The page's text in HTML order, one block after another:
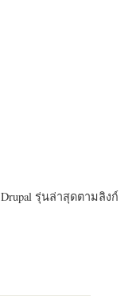
รุ่นล่าสุดตามลิงก์